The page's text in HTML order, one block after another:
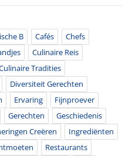
B Cafés
Chefs
Culinaire Reis
Tradities
Diversiteit Gerechten
Ervaring
Fijnproever
Gerechten
Geschiedenis
Creëren
Ingrediënten
Restaurants